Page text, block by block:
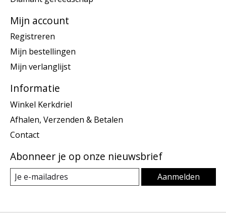
Mijn account
Registreren
Mijn bestellingen
Mijn verlanglijst
Informatie
Winkel Kerkdriel
Afhalen, Verzenden & Betalen
Contact
Abonneer je op onze nieuwsbrief
Aanmelden